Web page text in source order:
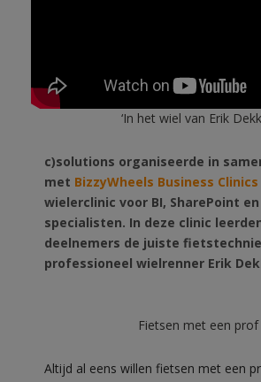
‘In het wiel van Erik
c)solutions organiseerde in
met BizzyWheels Business Clinics
wielerclinic voor BI, SharePoint
specialisten. In deze clinic
deelnemers de juiste
professioneel wielrenner Erik
Fietsen met een prof
Altijd al eens willen fietsen met een